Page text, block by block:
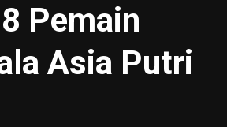
Pemain
Asia Putri